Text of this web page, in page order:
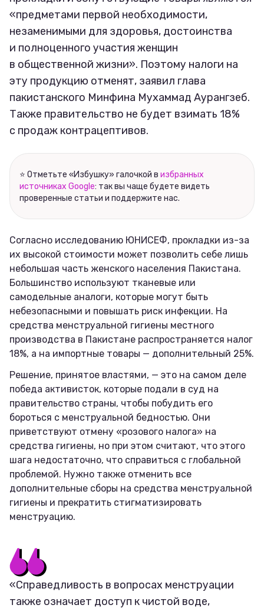
Ваши истории
Соцсети
«предметами первой необходимости,
незаменимыми для здоровья, достоинства
и полноценного участия женщин
в общественной жизни». Поэтому налоги на
эту продукцию отменят, заявил глава
пакистанского Минфина Мухаммад Аурангзеб.
Также правительство не будет взимать 18%
с продаж контрацептивов.
⭐ Отметьте «Избушку» галочкой в избранных
источниках Google: так вы чаще будете видеть
проверенные статьи и поддержите нас.
Согласно исследованию ЮНИСЕФ, прокладки из-за
их высокой стоимости может позволить себе лишь
небольшая часть женского населения Пакистана.
Большинство используют тканевые или
самодельные аналоги, которые могут быть
небезопасными и повышать риск инфекции. На
средства менструальной гигиены местного
производства в Пакистане распространяется налог
18%, а на импортные товары — дополнительный 25%.
Решение, принятое властями, — это на самом деле
победа активисток, которые подали в суд на
правительство страны, чтобы побудить его
бороться с менструальной бедностью. Они
приветствуют отмену «розового налога» на
средства гигиены, но при этом считают, что этого
шага недостаточно, что справиться с глобальной
проблемой. Нужно также отменить все
дополнительные сборы на средства менструальной
гигиены и прекратить стигматизировать
менструацию.
«Справедливость в вопросах менструации
также означает доступ к чистой воде,